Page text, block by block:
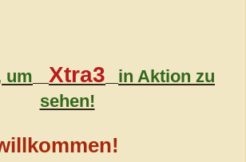
um Xtra3
in Aktion zu
sehen!